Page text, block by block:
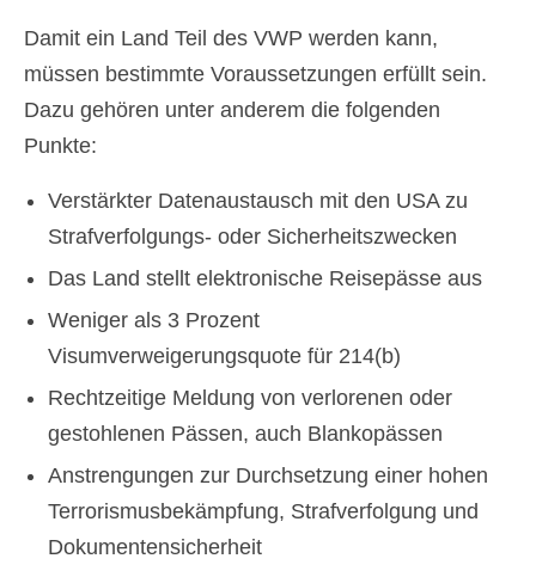
Damit ein Land Teil des VWP werden kann,
müssen bestimmte Voraussetzungen erfüllt sein.
Dazu gehören unter anderem die folgenden
Punkte:
Verstärkter Datenaustausch mit den USA zu
Strafverfolgungs- oder Sicherheitszwecken
Das Land stellt elektronische Reisepässe aus
Weniger als 3 Prozent
Visumverweigerungsquote für 214(b)
Rechtzeitige Meldung von verlorenen oder
gestohlenen Pässen, auch Blankopässen
Anstrengungen zur Durchsetzung einer hohen
Terrorismusbekämpfung, Strafverfolgung und
Dokumentensicherheit